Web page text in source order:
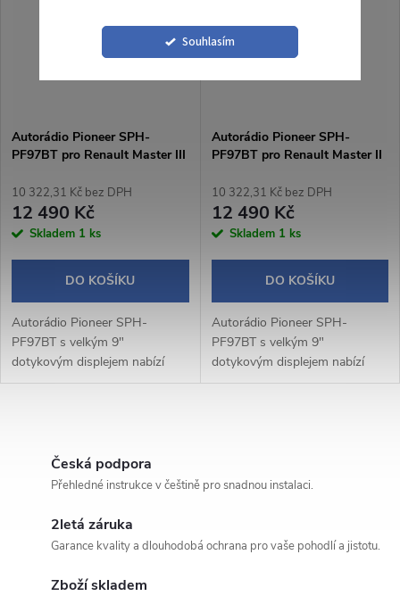
Souhlasím
Autorádio Pioneer SPH-
PF97BT pro Renault Master III
10 322,31 Kč bez DPH
12 490 Kč
Skladem 1 ks
DO KOŠÍKU
Autorádio Pioneer SPH-
PF97BT s velkým 9"
dotykovým displejem nabízí
moderní výbavu včetně
Autorádio Pioneer SPH-
PF97BT pro Renault Master II
10 322,31 Kč bez DPH
12 490 Kč
Skladem 1 ks
DO KOŠÍKU
Autorádio Pioneer SPH-
PF97BT s velkým 9"
dotykovým displejem nabízí
moderní výbavu včetně
Česká podpora
Přehledné instrukce v češtině pro snadnou instalaci.
2letá záruka
Garance kvality a dlouhodobá ochrana pro vaše pohodlí a jistotu.
Zboží skladem